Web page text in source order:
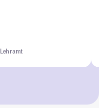
Lehramt